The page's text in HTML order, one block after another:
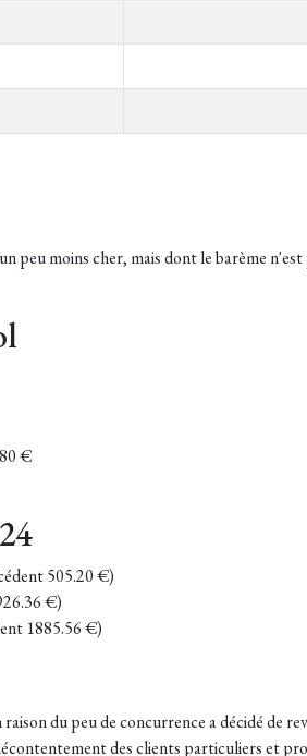
peu moins cher, mais dont le barème
€
505.20 €)
€)
1885.56 €)
du peu de concurrence a décidé de
des clients particuliers et